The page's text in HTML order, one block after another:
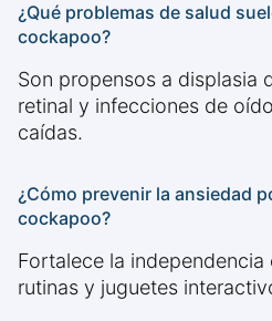
¿Qué problemas de salud
cockapoo?
Son propensos a displasia
retinal y infecciones de
caídas.
¿Cómo prevenir la ansiedad
cockapoo?
Fortalece la
rutinas y juguetes